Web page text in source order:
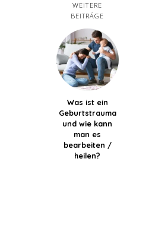
WEITERE
BEITRÄGE
Was ist ein
Geburtstrauma
und wie kann
man es
bearbeiten /
heilen?